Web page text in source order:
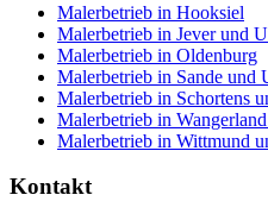
Malerbetrieb in Hooksiel
Malerbetrieb in Jever und
Malerbetrieb in Oldenburg
Malerbetrieb in Sande und
Malerbetrieb in Schortens
Malerbetrieb in
Malerbetrieb in Wittmund
Kontakt